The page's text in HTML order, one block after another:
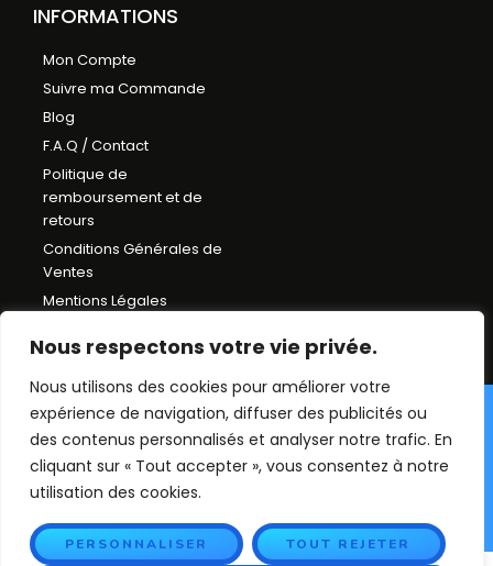
Nous respectons votre vie privée.
Nous utilisons des cookies pour améliorer votre
expérience de navigation, diffuser des publicités ou
des contenus personnalisés et analyser notre trafic. En
cliquant sur « Tout accepter », vous consentez à notre
utilisation des cookies.
PERSONNALISER TOUT REJETER
INFORMATIONS
Mon Compte
Suivre ma Commande
Blog
F.A.Q / Contact
Politique de
remboursement et de
retours
Conditions Générales de
Ventes
Mentions Légales
©Déco chambre enfant
2026. Tout droit réservés.